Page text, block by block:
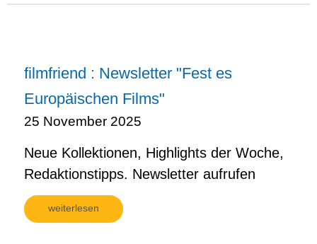
filmfriend : Newsletter "Fest es
Europäischen Films"
25 November 2025
Neue Kollektionen, Highlights der Woche,
Redaktionstipps. Newsletter aufrufen
weiterlesen